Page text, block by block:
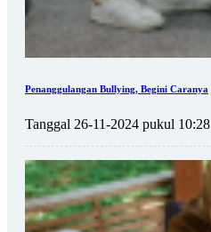
Penanggulangan Bullying, Begini Caranya
Tanggal 26-11-2024 pukul 10:28